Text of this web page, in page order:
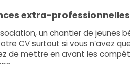
extra-professionnelles
un chantier de jeunes
CV surtout si vous n’avez
de mettre en avant les